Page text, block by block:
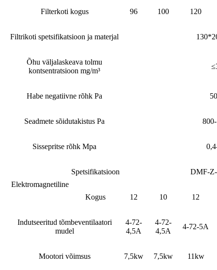
Filterkoti kogus 96 100 120
Filtrikoti spetsifikatsioon ja materjal
Õhu väljalaskeava tolmu
kontsentratsioon mg/m³
Habe negatiivne rõhk Pa
Seadmete sõidutakistus Pa
Sissepritse rõhk Mpa
Elektromagnetiline
Spetsifikatsioon DMF-
Kogus 12 10 12
Indutseeritud tõmbeventilaatori
mudel
4-72-
4,5A
4-72-
4,5A
4-72-5A
Mootori võimsus 7,5kw 7,5kw 11kw